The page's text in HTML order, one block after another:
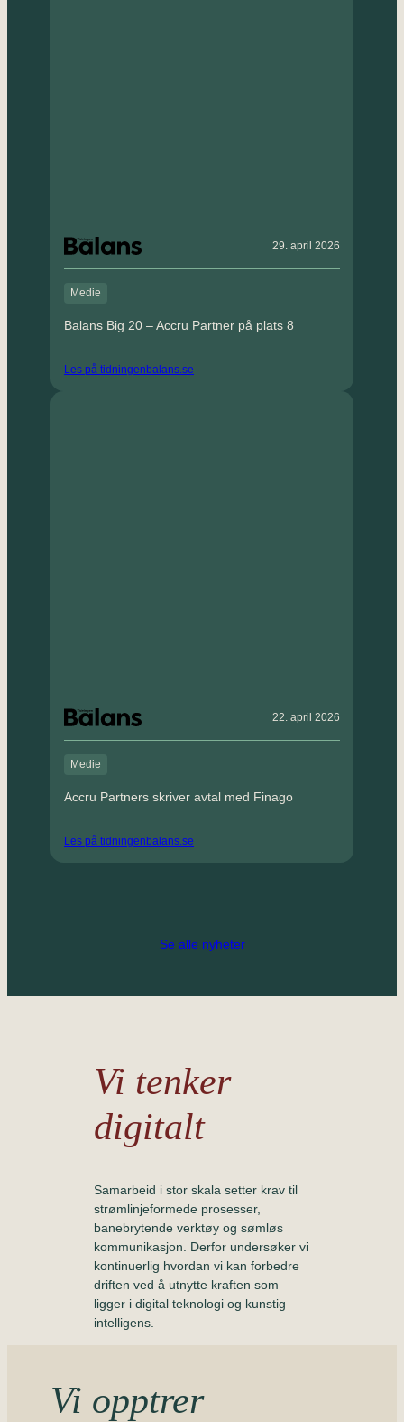
29. april 2026
Medie
Balans Big 20 – Accru Partner på plats 8
Les på tidningenbalans.se
22. april 2026
Medie
Accru Partners skriver avtal med Finago
Les på tidningenbalans.se
Se alle nyheter
Vi tenker
digitalt
Samarbeid i stor skala setter krav til
strømlinjeformede prosesser,
banebrytende verktøy og sømløs
kommunikasjon. Derfor undersøker vi
kontinuerlig hvordan vi kan forbedre
driften ved å utnytte kraften som
ligger i digital teknologi og kunstig
intelligens.
Vi opptrer